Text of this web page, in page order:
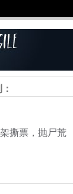
撕票，抛尸荒